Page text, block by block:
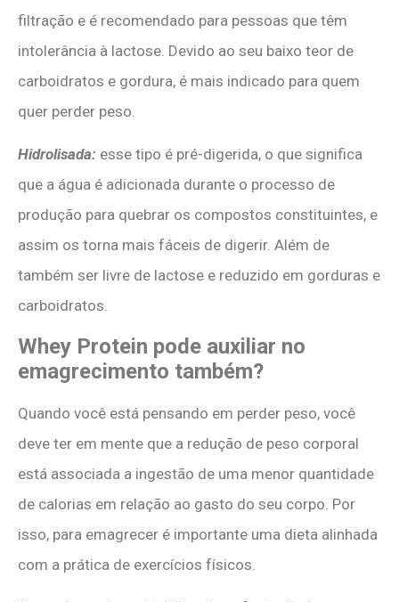
filtração e é recomendado para pessoas que têm
intolerância à lactose. Devido ao seu baixo teor de
carboidratos e gordura, é mais indicado para quem
quer perder peso.
Hidrolisada: esse tipo é pré-digerida, o que significa
que a água é adicionada durante o processo de
produção para quebrar os compostos constituintes, e
assim os torna mais fáceis de digerir. Além de
também ser livre de lactose e reduzido em gorduras e
carboidratos.
Whey Protein pode auxiliar no
emagrecimento também?
Quando você está pensando em perder peso, você
deve ter em mente que a redução de peso corporal
está associada a ingestão de uma menor quantidade
de calorias em relação ao gasto do seu corpo. Por
isso, para emagrecer é importante uma dieta alinhada
com a prática de exercícios físicos.